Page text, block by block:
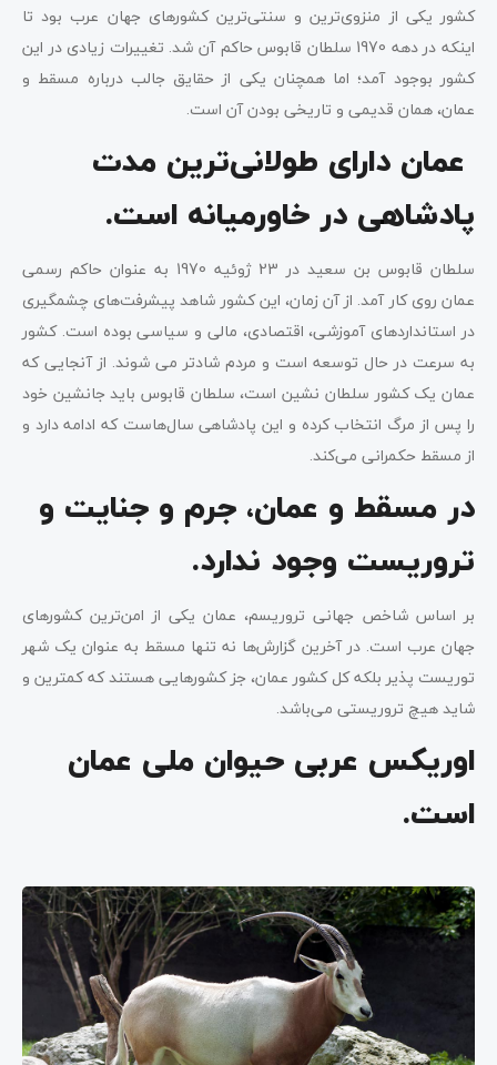
کشور یکی از منزوی‌ترین و سنتی‌ترین کشورهای جهان عرب بود تا
اینکه در دهه 1970 سلطان قابوس حاکم آن شد. تغییرات زیادی در این
کشور بوجود آمد؛ اما همچنان یکی از حقایق جالب درباره مسقط و
عمان، همان قدیمی و تاریخی بودن آن است.
عمان دارای طولانی‌ترین مدت
پادشاهی در خاورمیانه است.
سلطان قابوس بن سعید در 23 ژوئیه 1970 به عنوان حاکم رسمی
عمان روی کار آمد. از آن زمان، این کشور شاهد پیشرفت‌های چشمگیری
در استانداردهای آموزشی، اقتصادی، مالی و سیاسی بوده است. کشور
به سرعت در حال توسعه است و مردم شادتر می شوند. از آنجایی که
عمان یک کشور سلطان نشین است، سلطان قابوس باید جانشین خود
را پس از مرگ انتخاب کرده و این پادشاهی سال‌هاست که ادامه دارد و
از مسقط حکمرانی می‌کند.
در مسقط و عمان، جرم و جنایت و
تروریست وجود ندارد.
بر اساس شاخص جهانی تروریسم، عمان یکی از امن‌ترین کشورهای
جهان عرب است. در آخرین گزارش‌ها نه تنها مسقط به عنوان یک شهر
توریست پذیر بلکه کل کشور عمان، جز کشورهایی هستند که کمترین و
شاید هیچ تروریستی می‌باشد.
اوریکس عربی حیوان ملی عمان
است.